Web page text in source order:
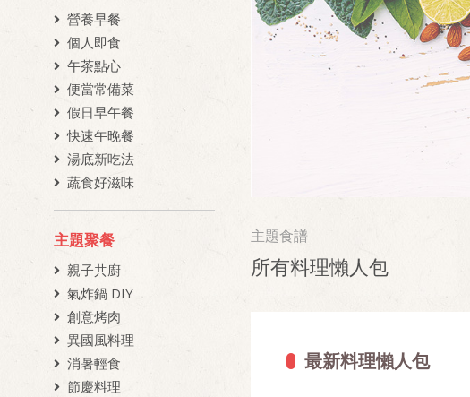
營養早餐
個人即食
午茶點心
便當常備菜
假日早午餐
快速午晚餐
湯底新吃法
蔬食好滋味
主題聚餐
親子共廚
氣炸鍋 DIY
創意烤肉
異國風料理
消暑輕食
節慶料理
主題食譜
所有料理懶人包
最新料理懶人包